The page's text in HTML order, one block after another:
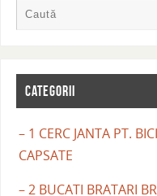
CATEGORII
– 1 CERC JANTA PT.
CAPSATE
– 2 BUCATI BRATARI